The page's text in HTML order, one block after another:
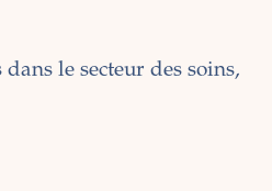
le secteur des soins,